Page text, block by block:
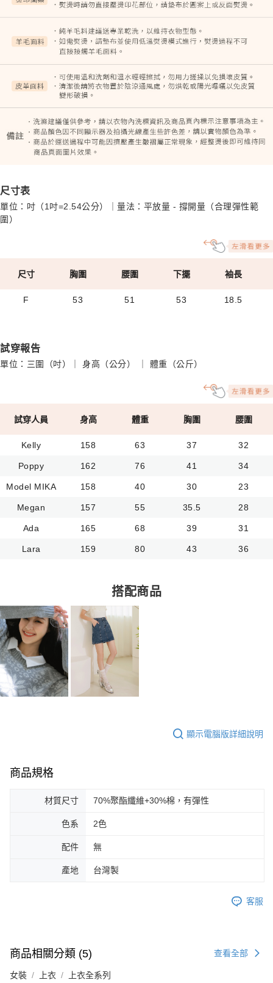
尺寸表
單位：吋（1吋=2.54公分）｜量法：平放量 - 撐開量（合理彈性範
圍）
尺寸 胸圍 腰圍 下擺 袖長
F 53 51 53 18.5
試穿報告
單位：三圍（吋）｜ 身高（公分） ｜ 體重（公斤）
試穿人員 身高 體重 胸圍 腰圍
Kelly 158 63 37 32
Poppy 162 76 41 34
Model MIKA 158 40 30 23
Megan 157 55 35.5 28
Ada 165 68 39 31
Lara 159 80 43 36
搭配商品
顯示電腦版詳細說明
商品規格
材質尺寸 70%聚酯纖維+30%棉，有彈性
色系 2色
配件 無
產地 台灣製
客服
商品相關分類 (5) 查看全部
女裝 上衣 上衣全系列